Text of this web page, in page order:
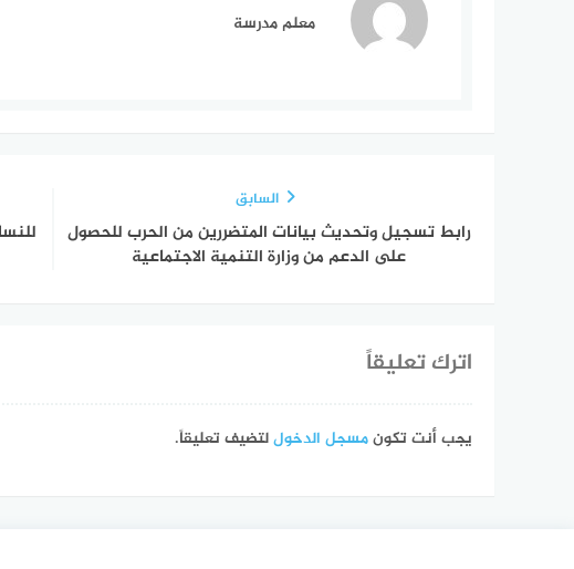
معلم مدرسة
السابق
رابط تسجيل وتحديث بيانات المتضررين من الحرب للحصول
على الدعم من وزارة التنمية الاجتماعية
اترك تعليقاً
يجب أنت تكونمسجل الدخوللتضيف تعليقاً.